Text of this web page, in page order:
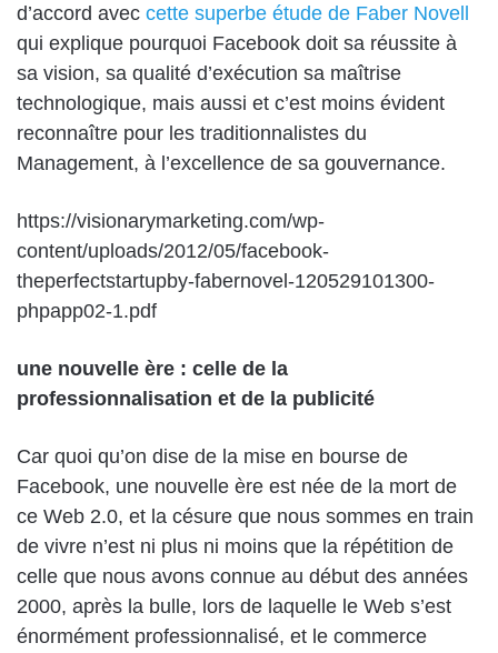
d’accord avec cette superbe étude de Faber Novell
qui explique pourquoi Facebook doit sa réussite à
sa vision, sa qualité d’exécution sa maîtrise
technologique, mais aussi et c’est moins évident
reconnaître pour les traditionnalistes du
Management, à l’excellence de sa gouvernance.
https://visionarymarketing.com/wp-
content/uploads/2012/05/facebook-
theperfectstartupby-fabernovel-120529101300-
phpapp02-1.pdf
une nouvelle ère : celle de la
professionnalisation et de la publicité
Car quoi qu’on dise de la mise en bourse de
Facebook, une nouvelle ère est née de la mort de
ce Web 2.0, et la césure que nous sommes en train
de vivre n’est ni plus ni moins que la répétition de
celle que nous avons connue au début des années
2000, après la bulle, lors de laquelle le Web s’est
énormément professionnalisé, et le commerce